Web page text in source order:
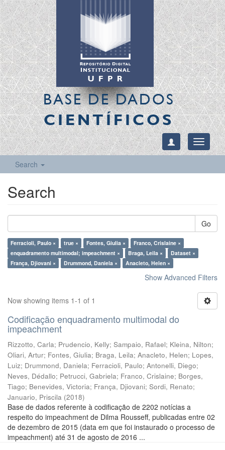
BASE DE DADOS
CIENTÍFICOS
Toggle
Search
Search
Go
Ferracioli, Paulo × true × Fontes, Giulia ×
Franco, Crislaine ×
enquadramento multimodal; impeachment ×
Braga, Leila ×
Dataset ×
França, Djiovani ×
Drummond, Daniela × Anacleto, Helen ×
Show Advanced Filters
Now showing items 1-1 of 1
Codificação enquadramento multimodal do
impeachment
Rizzotto, Carla; Prudencio, Kelly; Sampaio, Rafael; Kleina, Nilton;
Oliari, Artur; Fontes, Giulia; Braga, Leila; Anacleto, Helen; Lopes,
Luiz; Drummond, Daniela; Ferracioli, Paulo; Antonelli, Diego;
Neves, Dédallo; Petrucci, Gabriela; Franco, Crislaine; Borges,
Tiago; Benevides, Victoria; França, Djiovani; Sordi, Renato;
Januario, Priscila (2018)
Base de dados referente à codificação de 2202 notícias a
respeito do impeachment de Dilma Rousseff, publicadas entre 02
de dezembro de 2015 (data em que foi instaurado o processo de
impeachment) até 31 de agosto de 2016 ...